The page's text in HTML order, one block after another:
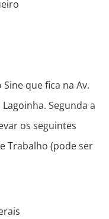
que fica na Av.
Lagoinha. Segunda a
os seguintes
Trabalho (pode ser